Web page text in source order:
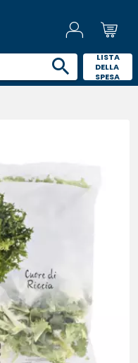
LISTA
DELLA
SPESA